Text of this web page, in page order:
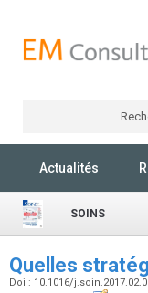
Actualités
SOINS
Quelles
Doi : 10.1016/